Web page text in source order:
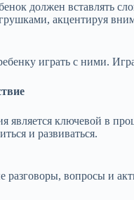
должен вставлять
акцентируя
играть с ними.
является ключевой в
и развиваться.
разговоры, вопросы и